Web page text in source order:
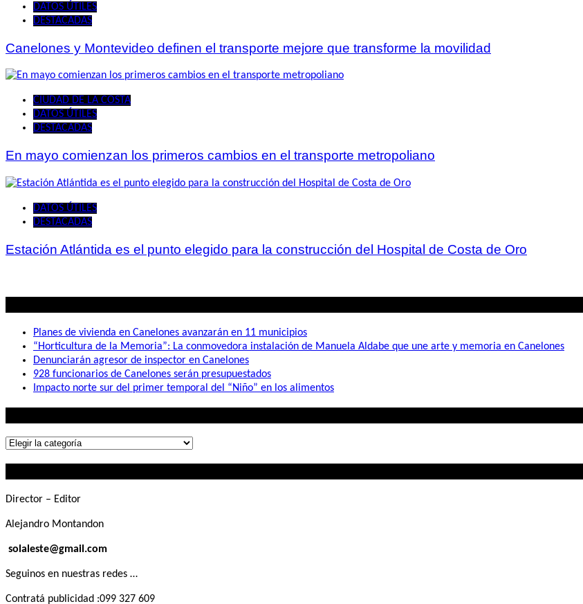
DATOS ÚTILES
DESTACADAS
Canelones y Montevideo definen el transporte mejore que transforme la movilidad
CIUDAD DE LA COSTA
DATOS ÚTILES
DESTACADAS
En mayo comienzan los primeros cambios en el transporte metropoliano
DATOS ÚTILES
DESTACADAS
Estación Atlántida es el punto elegido para la construcción del Hospital de Costa de Oro
Planes de vivienda en Canelones avanzarán en 11 municipios
“Horticultura de la Memoria”: La conmovedora instalación de Manuela Aldabe que une arte y memoria en Canelones
Denunciarán agresor de inspector en Canelones
928 funcionarios de Canelones serán presupuestados
Impacto norte sur del primer temporal del “Niño” en los alimentos
Lo
Director – Editor
Alejandro Montandon
solaleste@gmail.com
Seguinos en nuestras redes …
Contratá publicidad :099 327 609